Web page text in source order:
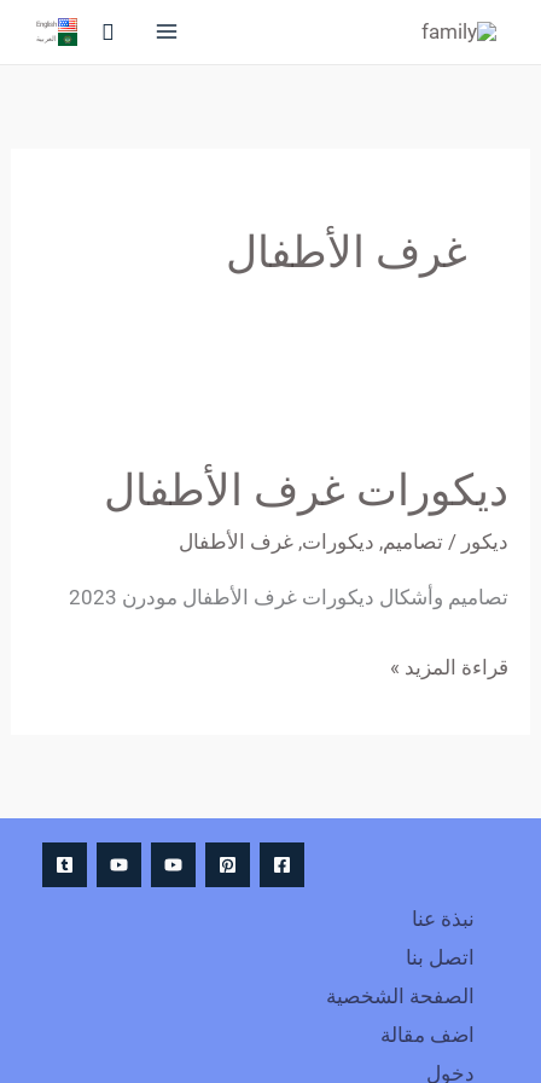
تخطي
البحث English
العربية
غرف الأطفال
ديكورات غرف الأطفال
ديكور / تصاميم, ديكورات, غرف الأطفال
تصاميم وأشكال ديكورات غرف الأطفال مودرن 2023
الأطفال
قراءة المزيد »
نبذة عنا
اتصل بنا
الصفحة الشخصية
اضف مقالة
دخول